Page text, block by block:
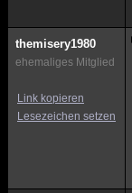
themisery1980
ehemaliges Mitglied
Link kopieren
Lesezeichen setzen